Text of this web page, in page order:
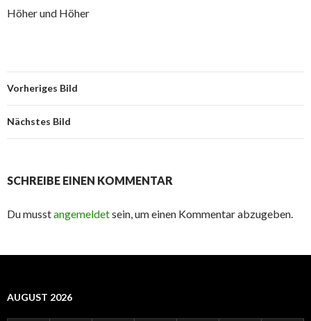
Höher und Höher
Vorheriges Bild
Nächstes Bild
SCHREIBE EINEN KOMMENTAR
Du musstangemeldetsein, um einen Kommentar abzugeben.
AUGUST 2026